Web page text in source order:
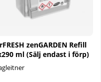
zenGARDEN Refill
ml (Sälj endast i förp)